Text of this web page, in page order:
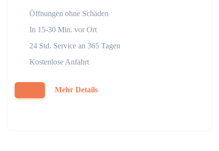
Öffnungen ohne Schäden
In 15-30 Min. vor Ort
24 Std. Service an 365 Tagen
Kostenlose Anfahrt
Mehr Details